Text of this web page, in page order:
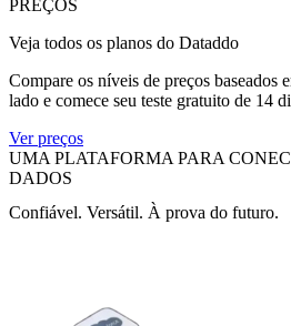
PREÇOS
Veja todos os planos do Dataddo
Compare os níveis de preços baseados
lado e comece seu teste gratuito de 14
Ver preços
UMA PLATAFORMA PARA
DADOS
Confiável. Versátil. À prova do futuro.